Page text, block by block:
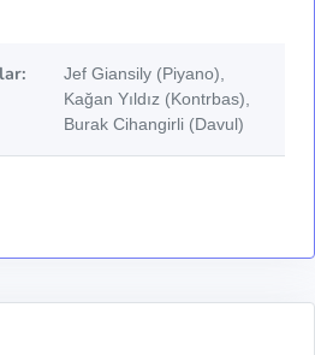
Jef Giansily (Piyano),
Kağan Yıldız (Kontrbas),
Burak Cihangirli (Davul)